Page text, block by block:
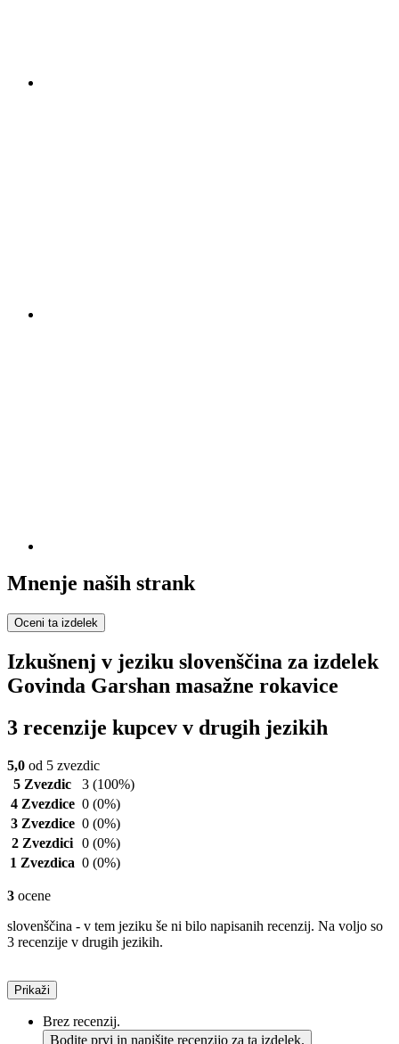
Mnenje naših strank
Oceni ta izdelek
Izkušnenj v jeziku slovenščina za izdelek
Govinda Garshan masažne rokavice
3 recenzije kupcev v drugih jezikih
5,0 od 5 zvezdic
5 Zvezdic
3 (100%)
4 Zvezdice 0 (0%)
3 Zvezdice 0 (0%)
2 Zvezdici 0 (0%)
1 Zvezdica 0 (0%)
3 ocene
slovenščina - v tem jeziku še ni bilo napisanih recenzij. Na voljo so
3 recenzije v drugih jezikih.
Prikaži
Brez recenzij.
Bodite prvi in napišite recenzijo za ta izdelek.